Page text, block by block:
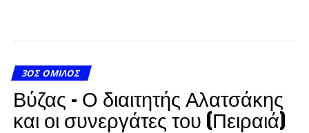
3ΟΣ ΌΜΙΛΟΣ
Βύζας – Ο διαιτητής Αλατσάκης
και οι συνεργάτες του (Πειραιά)